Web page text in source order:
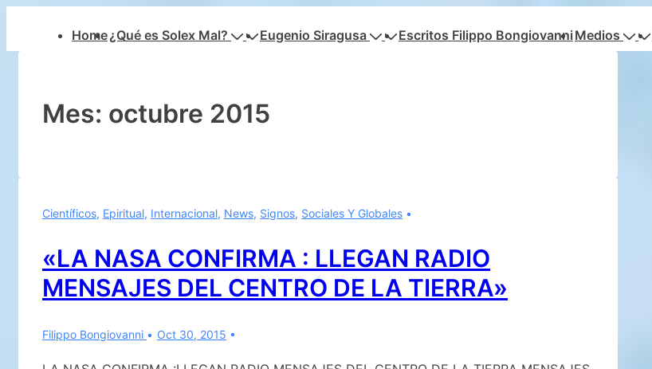
principal
principal
Home¿Qué es Solex Mal? Eugenio Siragusa Escritos Filippo Bongiovanni Medios
Mes: octubre 2015
Científicos, Epiritual, Internacional, News, Signos, Sociales Y Globales
«LA NASA CONFIRMA : LLEGAN RADIO
MENSAJES DEL CENTRO DE LA TIERRA»
Filippo Bongiovanni Oct 30, 2015